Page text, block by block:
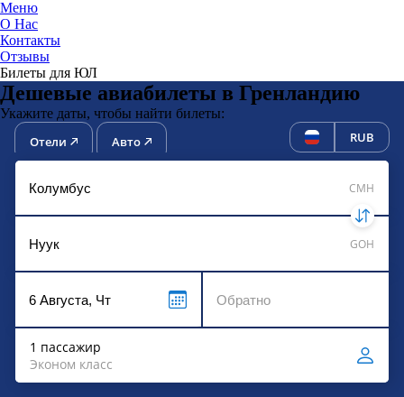
Меню
О Нас
Контакты
Отзывы
Билеты для ЮЛ
Дешевые авиабилеты в Гренландию
Укажите даты, чтобы найти билеты:
Отели Авто RUB
CMH
GOH
1 пассажир
Эконом класс